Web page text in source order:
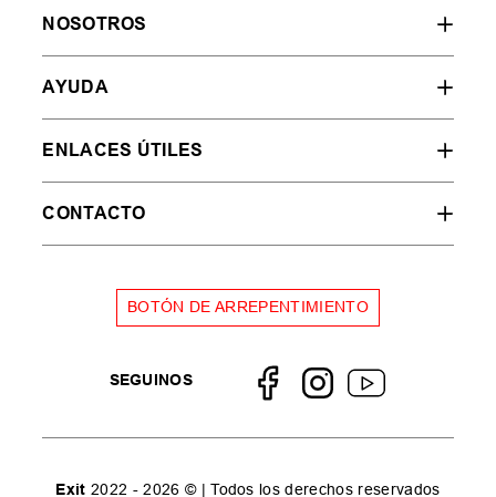
NOSOTROS
AYUDA
ENLACES ÚTILES
CONTACTO
BOTÓN DE ARREPENTIMIENTO
SEGUINOS
Exit 2022 - 2026 © | Todos los derechos reservados